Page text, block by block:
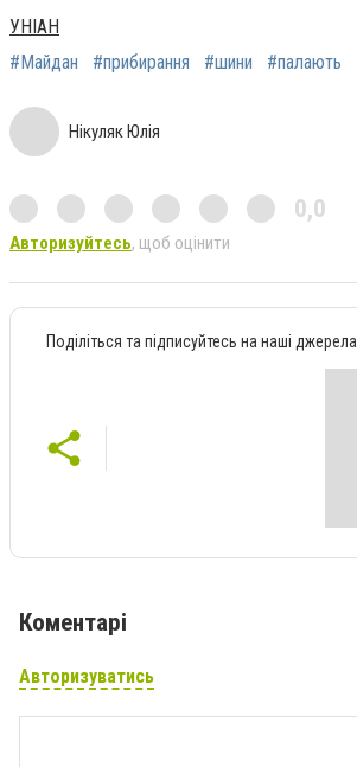
УНІАН
#Майдан
#прибирання #шини #палають
Нікуляк Юлія
0,0
Авторизуйтесь, щоб оцінити
Поділіться та підписуйтесь на наші джерела
Коментарі
Авторизуватись